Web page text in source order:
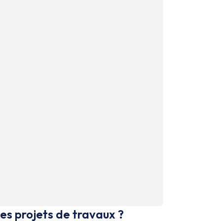
projets de travaux ?